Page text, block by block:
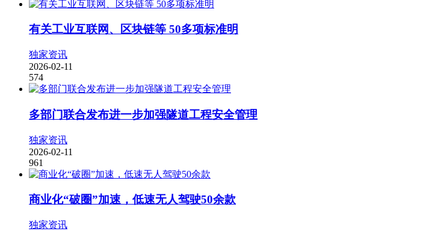
有关工业互联网、区块链等 50多项标准明
独家资讯
2026-02-11
574
多部门联合发布进一步加强隧道工程安全管理
独家资讯
2026-02-11
961
商业化“破圈”加速，低速无人驾驶50余款
独家资讯